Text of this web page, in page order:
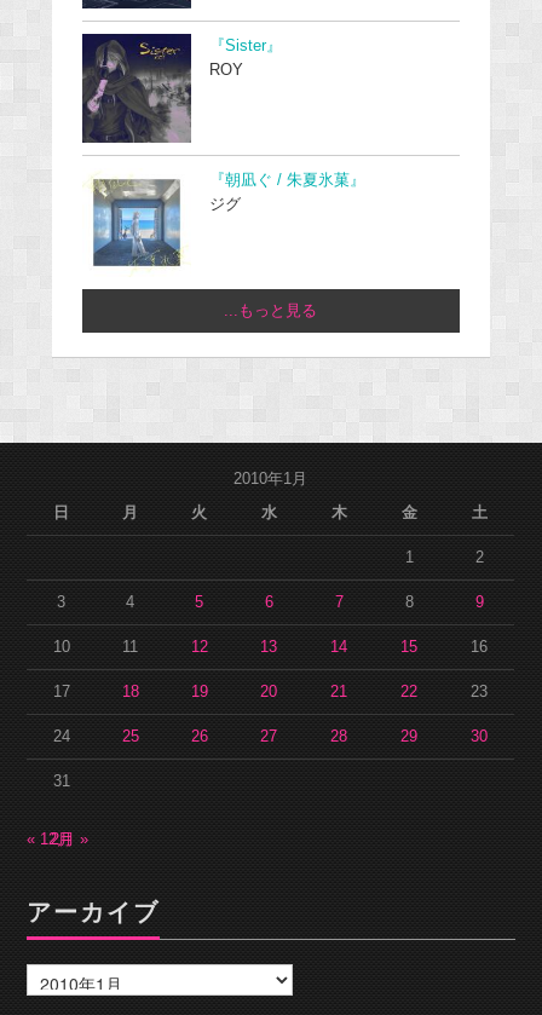
『Sister』
ROY
『朝凪ぐ / 朱夏氷菓』
ジグ
...もっと見る
2010年1月
日
月 火 水 木 金 土
1 2
3 4 5 6 7 8 9
10 11 12 13 14 15 16
17 18 19 20 21 22 23
24 25 26 27 28 29 30
31
« 12月2月 »
アーカイブ
ー
カ